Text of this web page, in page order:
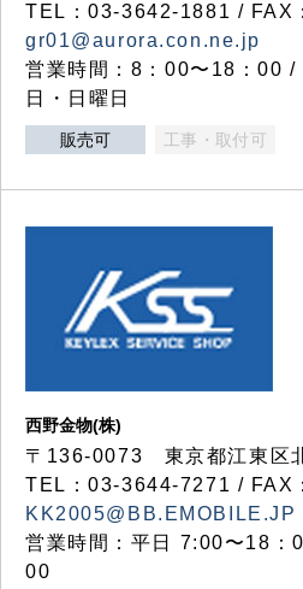
TEL：03-3642-1881 / FAX
gr01@aurora.con.ne.jp
営業時間：8：00〜18：00 /
日・日曜日
販売可 工事・取付可
西野金物(株)
〒136-0073 東京都江東区
TEL：03‐3644‐7271 /
KK2005@BB.EMOBILE.JP
営業時間：平日 7:00〜18
00